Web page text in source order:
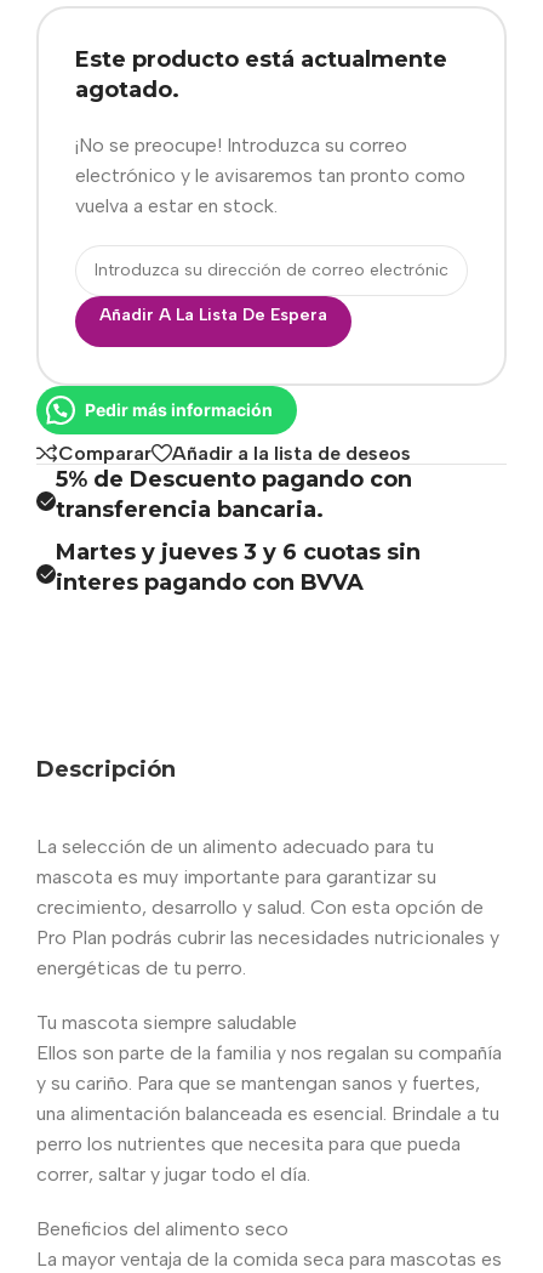
Este producto está actualmente
agotado.
¡No se preocupe! Introduzca su correo
electrónico y le avisaremos tan pronto como
vuelva a estar en stock.
Añadir A La Lista De Espera
Pedir más información
Comparar Añadir a la lista de deseos
5% de Descuento pagando con
transferencia bancaria.
Martes y jueves 3 y 6 cuotas sin
interes pagando con BVVA
Descripción
La selección de un alimento adecuado para tu
mascota es muy importante para garantizar su
crecimiento, desarrollo y salud. Con esta opción de
Pro Plan podrás cubrir las necesidades nutricionales y
energéticas de tu perro.
Tu mascota siempre saludable
Ellos son parte de la familia y nos regalan su compañía
y su cariño. Para que se mantengan sanos y fuertes,
una alimentación balanceada es esencial. Brindale a tu
perro los nutrientes que necesita para que pueda
correr, saltar y jugar todo el día.
Beneficios del alimento seco
La mayor ventaja de la comida seca para mascotas es